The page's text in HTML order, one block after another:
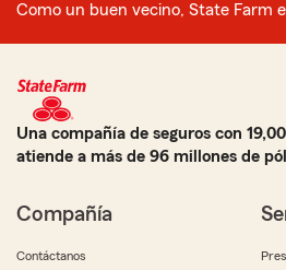
Como un buen vecino, State Farm
Una compañía de seguros con
atiende a más de 96 millones de
Compañía
Contáctanos